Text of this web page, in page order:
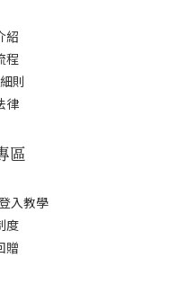
紹
程
則
律
區
入教學
度
贈